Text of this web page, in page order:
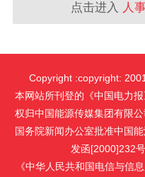
点击进入 人
Copyright :copyright:
本网站所刊登的《中国电力
权归中国能源传媒集团有限
国务院新闻办公室批准中国
发函[2000]232
《中华人民共和国电信与信